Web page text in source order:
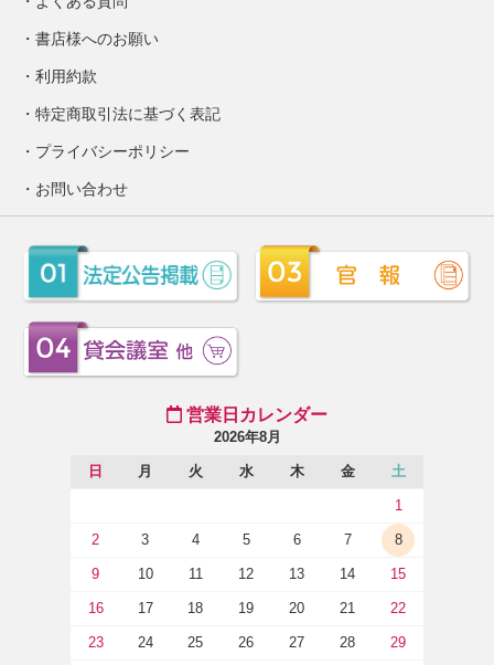
書店様へのお願い
利用約款
特定商取引法に基づく表記
プライバシーポリシー
お問い合わせ
営業日カレンダー
2026年8月
日 月 火 水 木 金 土
1
2 3 4 5 6 7 8
9 10 11 12 13 14 15
16 17 18 19 20 21 22
23 24 25 26 27 28 29